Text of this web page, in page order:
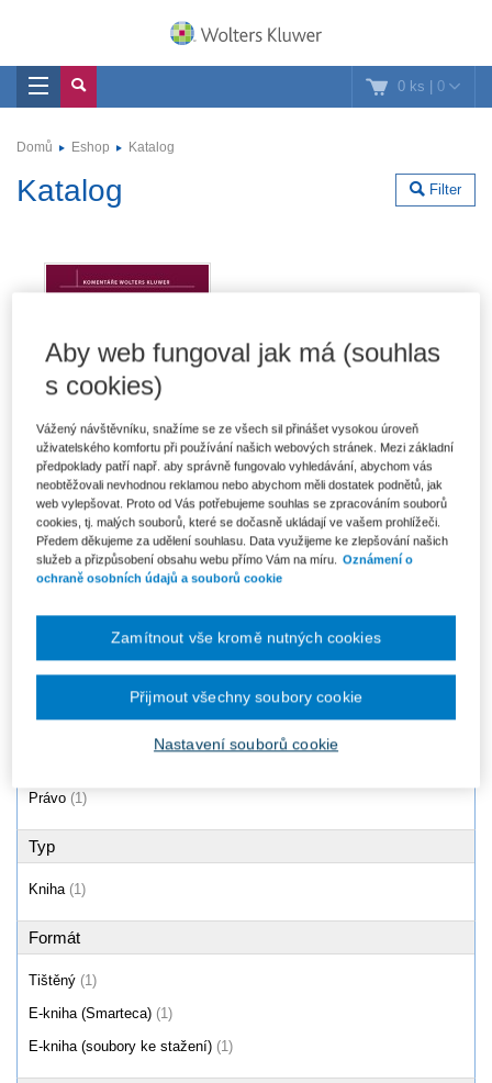
0 ks | 0
Domů Eshop Katalog
Filter
Katalog
Zákon o vodovodech a
kanalizacích (č. 274/2001 Sb.) -
Komentář. 2....
Od 513 Kč
Právo (1)
Typ
Kniha (1)
Formát
Tištěný (1)
E-kniha (Smarteca) (1)
E-kniha (soubory ke stažení) (1)
Aby web fungoval jak má (souhlas
s cookies)
Vážený návštěvníku, snažíme se ze všech sil přinášet vysokou úroveň
uživatelského komfortu při používání našich webových stránek. Mezi základní
předpoklady patří např. aby správně fungovalo vyhledávání, abychom vás
neobtěžovali nevhodnou reklamou nebo abychom měli dostatek podnětů, jak
web vylepšovat. Proto od Vás potřebujeme souhlas se zpracováním souborů
cookies, tj. malých souborů, které se dočasně ukládají ve vašem prohlížeči.
Předem děkujeme za udělení souhlasu. Data využijeme ke zlepšování našich
služeb a přizpůsobení obsahu webu přímo Vám na míru. Oznámení o
ochraně osobních údajů a souborů cookie
Nastavení souborů cookie
Zamítnout vše kromě nutných cookies
Přijmout všechny soubory cookie